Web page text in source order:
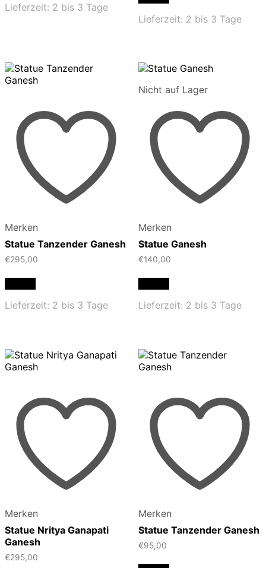
Lieferzeit: 2 bis 3 Tage
Lieferzeit: 2 bis 3 Tage
Merken
Statue Tanzender Ganesh
€295,00
Lieferzeit: 2 bis 3 Tage
Nicht auf Lager
Merken
Statue Ganesh
€140,00
Lieferzeit: 2 bis 3 Tage
Merken
Statue Nritya Ganapati
Ganesh
€295,00
Merken
Statue Tanzender Ganesh
€95,00